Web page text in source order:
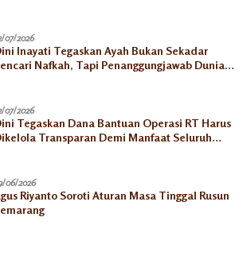
07/2026
Inayati Tegaskan Ayah Bukan Sekadar
Nafkah, Tapi Penanggungjawab Dunia
07/2026
Tegaskan Dana Bantuan Operasi RT Harus
Transparan Demi Manfaat Seluruh
06/2026
Riyanto Soroti Aturan Masa Tinggal Rusun